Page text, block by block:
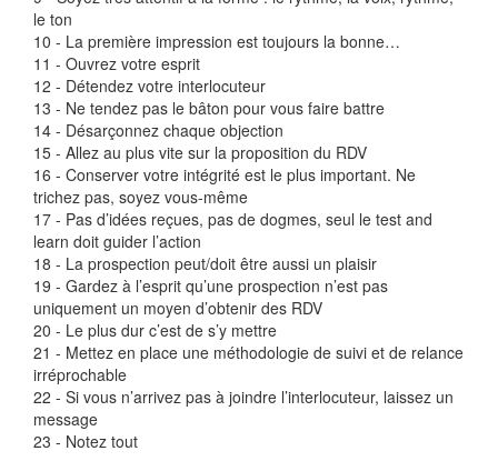
le ton
10 - La première impression est toujours la bonne…
11 - Ouvrez votre esprit
12 - Détendez votre interlocuteur
13 - Ne tendez pas le bâton pour vous faire battre
14 - Désarçonnez chaque objection
15 - Allez au plus vite sur la proposition du RDV
16 - Conserver votre intégrité est le plus important. Ne
trichez pas, soyez vous-même
17 - Pas d’idées reçues, pas de dogmes, seul le test and
learn doit guider l’action
18 - La prospection peut/doit être aussi un plaisir
19 - Gardez à l’esprit qu’une prospection n’est pas
uniquement un moyen d’obtenir des RDV
20 - Le plus dur c’est de s’y mettre
21 - Mettez en place une méthodologie de suivi et de relance
irréprochable
22 - Si vous n’arrivez pas à joindre l’interlocuteur, laissez un
message
23 - Notez tout